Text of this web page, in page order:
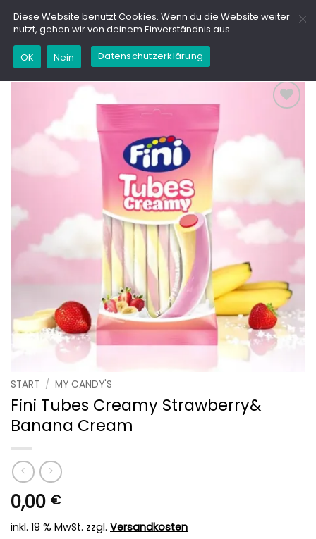
Inhalt
springen
wishlist
START / MY CANDY'S
Fini Tubes Creamy Strawberry&
Banana Cream
0,00 €
inkl. 19 % MwSt. zzgl. Versandkosten
Diese Website benutzt Cookies. Wenn du die Website weiter
nutzt, gehen wir von deinem Einverständnis aus.
OK Nein Datenschutzerklärung